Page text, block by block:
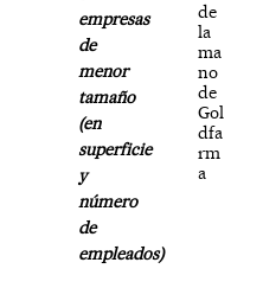
empresas
de
menor
tamaño
(en
superficie
y
número
de
empleados)
de
la
ma
no
de
Gol
dfa
rm
a